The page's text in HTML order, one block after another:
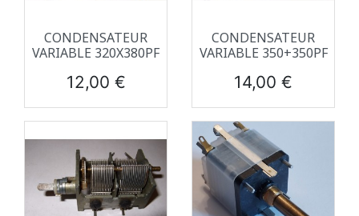
CONDENSATEUR
VARIABLE 320X380PF
Prix
12,00 €
CONDENSATEUR
VARIABLE 350+350PF
Prix
14,00 €